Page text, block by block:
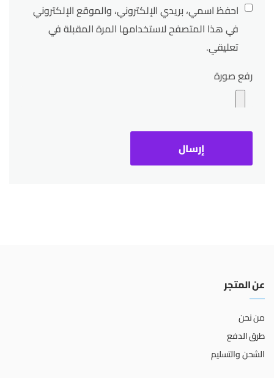
احفظ اسمي، بريدي الإلكتروني، والموقع الإلكتروني
في هذا المتصفح لاستخدامها المرة المقبلة في
تعليقي.
رفع صورة
عن المتجر
من نحن
طرق الدفع
الشحن والتسليم